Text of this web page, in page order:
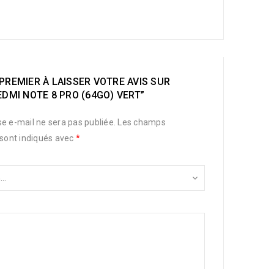
À LAISSER VOTRE AVIS SUR
NOTE 8 PRO (64GO) VERT”
e-mail ne sera pas publiée.
Les champs
indiqués avec *